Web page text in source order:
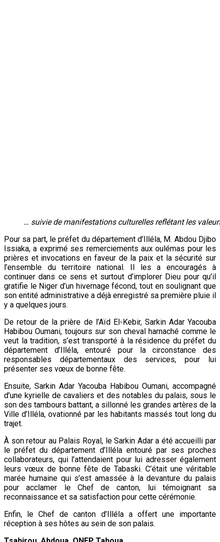
… suivie de manifestations culturelles reflétant les
Pour sa part, le préfet du département d’Illéla, M. Abdou Djibo
Issiaka, a exprimé ses remerciements aux oulémas pour les
prières et invocations en faveur de la paix et la sécurité sur
l’ensemble du territoire national. Il les a encouragés à
continuer dans ce sens et surtout d’implorer Dieu pour qu’il
gratifie le Niger d’un hivernage fécond, tout en soulignant que
son entité administrative a déjà enregistré sa première pluie il
y a quelques jours.
De retour de la prière de l’Aïd El-Kebir, Sarkin Adar Yacouba
Habibou Oumani, toujours sur son cheval harnaché comme le
veut la tradition, s’est transporté à la résidence du préfet du
département d’Illéla, entouré pour la circonstance des
responsables départementaux des services, pour lui
présenter ses vœux de bonne fête.
Ensuite, Sarkin Adar Yacouba Habibou Oumani, accompagné
d’une kyrielle de cavaliers et des notables du palais, sous le
son des tambours battant, a sillonné les grandes artères de la
Ville d’Illéla, ovationné par les habitants massés tout long du
trajet.
À son retour au Palais Royal, le Sarkin Adar a été accueilli par
le préfet du département d’Illéla entouré par ses proches
collaborateurs, qui l’attendaient pour lui adresser également
leurs vœux de bonne fête de Tabaski. C’était une véritable
marée humaine qui s’est amassée à la devanture du palais
pour acclamer le Chef de canton, lui témoignant sa
reconnaissance et sa satisfaction pour cette cérémonie.
Enfin, le Chef de canton d’Illéla a offert une importante
réception à ses hôtes au sein de son palais.